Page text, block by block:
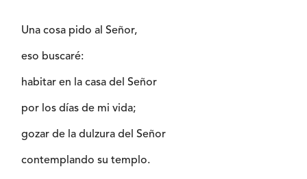
Una cosa pido al Señor,
eso buscaré:
habitar en la casa del Señor
por los días de mi vida;
gozar de la dulzura del Señor
contemplando su templo.